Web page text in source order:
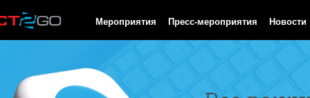
Мероприятия Пресс-мероприятия Новости